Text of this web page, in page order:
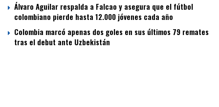
Álvaro Aguilar respalda a Falcao y asegura que el fútbol
colombiano pierde hasta 12.000 jóvenes cada año
Colombia marcó apenas dos goles en sus últimos 79 remates
tras el debut ante Uzbekistán